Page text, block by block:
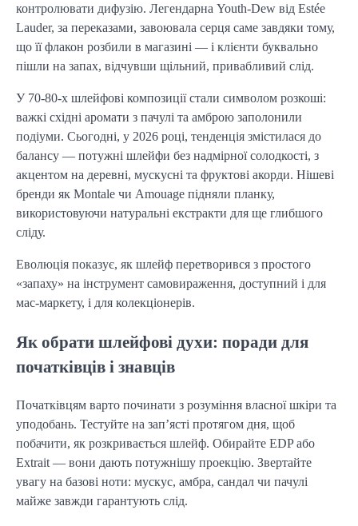
контролювати дифузію. Легендарна Youth-Dew від Estée
Lauder, за переказами, завоювала серця саме завдяки тому,
що її флакон розбили в магазині — і клієнти буквально
пішли на запах, відчувши щільний, привабливий слід.
У 70-80-х шлейфові композиції стали символом розкоші:
важкі східні аромати з пачулі та амброю заполонили
подіуми. Сьогодні, у 2026 році, тенденція змістилася до
балансу — потужні шлейфи без надмірної солодкості, з
акцентом на деревні, мускусні та фруктові акорди. Нішеві
бренди як Montale чи Amouage підняли планку,
використовуючи натуральні екстракти для ще глибшого
сліду.
Еволюція показує, як шлейф перетворився з простого
«запаху» на інструмент самовираження, доступний і для
мас-маркету, і для колекціонерів.
Як обрати шлейфові духи: поради для
початківців і знавців
Початківцям варто починати з розуміння власної шкіри та
уподобань. Тестуйте на зап’ясті протягом дня, щоб
побачити, як розкривається шлейф. Обирайте EDP або
Extrait — вони дають потужнішу проекцію. Звертайте
увагу на базові ноти: мускус, амбра, сандал чи пачулі
майже завжди гарантують слід.